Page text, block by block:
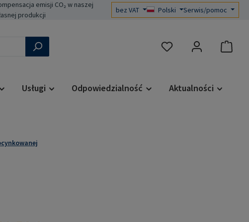
emisji CO₂ w naszej
produkcji
bez VAT Polski Serwis/pomoc
Masz 0 przedmioty na
Usługi Odpowiedzialność Aktualności